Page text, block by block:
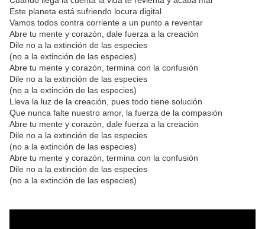
Este planeta está sufriendo locura digital
Vamos todos contra corriente a un punto a reventar
Abre tu mente y corazón, dale fuerza a la creación
Dile no a la extinción de las especies
(no a la extinción de las especies)
Abre tu mente y corazón, termina con la confusión
Dile no a la extinción de las especies
(no a la extinción de las especies)
Lleva la luz de la creación, pues todo tiene solución
Que nunca falte nuestro amor, la fuerza de la compasión
Abre tu mente y corazón, dale fuerza a la creación
Dile no a la extinción de las especies
(no a la extinción de las especies)
Abre tu mente y corazón, termina con la confusión
Dile no a la extinción de las especies
(no a la extinción de las especies)